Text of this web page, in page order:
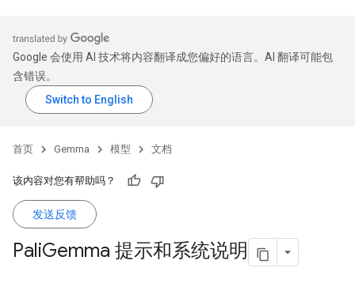
Google 会使用 AI 技术将内容翻译成您偏好的语言。AI 翻译可能包
含错误。
首页 Gemma 模型 文档
该内容对您有帮助吗？
发送反馈
PaliGemma 提示和系统说明